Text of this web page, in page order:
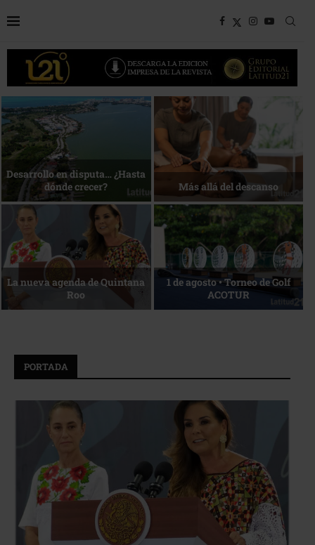
Bottega, un viaje servido a la
mesa
Energía que Impulsa la
competitividad
Reconocimiento de viajeros La esencia del servicio
PORTADA